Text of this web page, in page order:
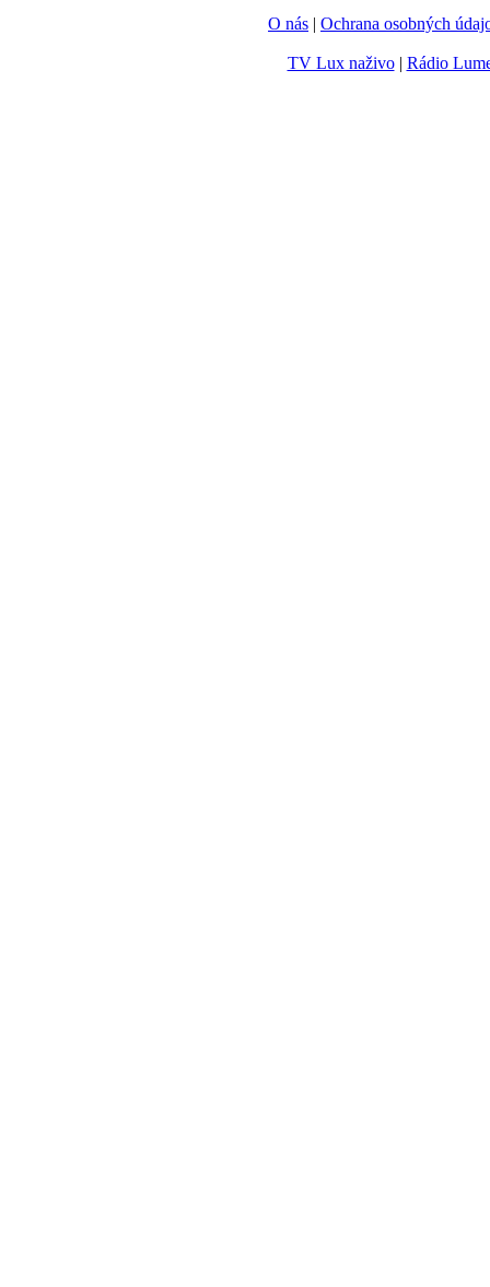
O nás | Ochrana osobných
TV Lux naživo| Rádio